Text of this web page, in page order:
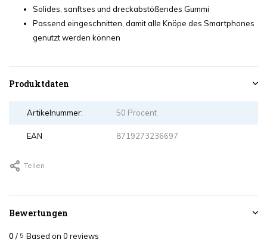
Solides, sanftses und dreckabstößendes Gummi
Passend eingeschnitten, damit alle Knöpe des Smartphones
genutzt werden können
Produktdaten
Artikelnummer: 50 Procent
EAN 8719273236697
Teilen
Bewertungen
0 / 5 Based on 0 reviews